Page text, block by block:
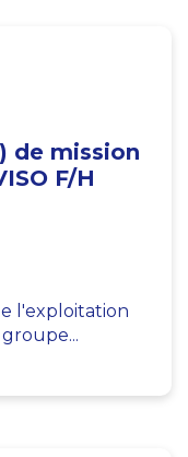
de mission
F/H
l'exploitation